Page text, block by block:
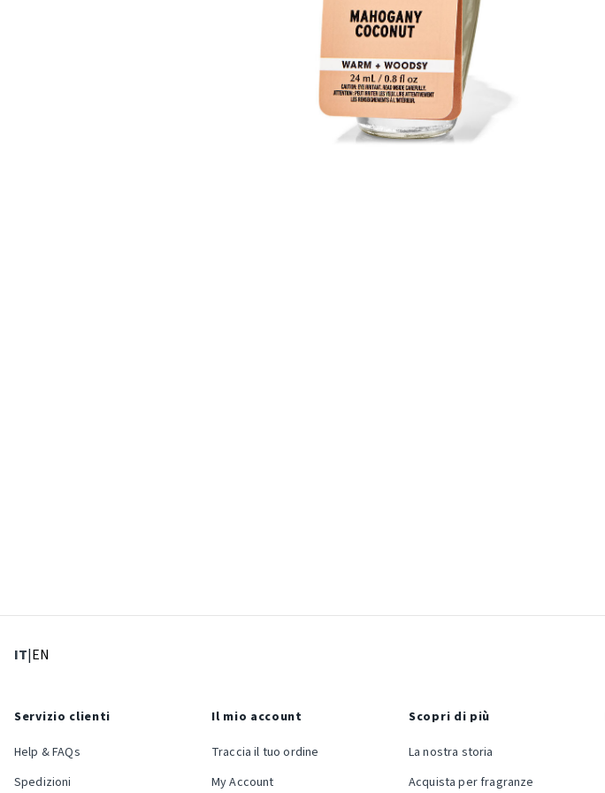
IT: Lingua corrente
|EN
Servizio clienti
Help & FAQs
Spedizioni
Il mio account
Traccia il tuo ordine
My Account
Scopri di più
La nostra storia
Acquista per fragranze